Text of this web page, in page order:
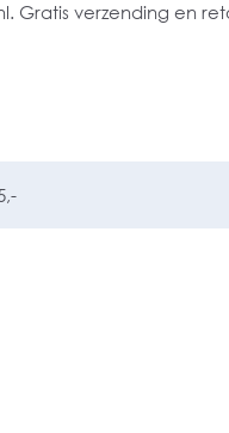
Gratis verzending en